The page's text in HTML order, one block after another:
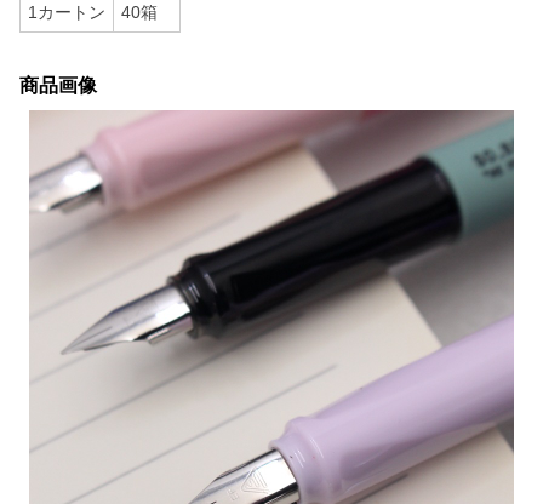
1カートン 40箱
商品画像